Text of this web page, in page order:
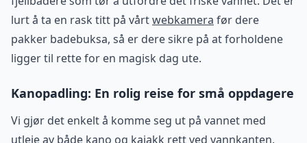
lurt å ta en rask titt på vårtwebkamera før dere
pakker badebuksa, så er dere sikre på at forholdene
ligger til rette for en magisk dag ute.
Kanopadling: En rolig reise for små oppdagere
Vi gjør det enkelt å komme seg ut på vannet med
utleie av både kano og kajakk rett ved vannkanten.